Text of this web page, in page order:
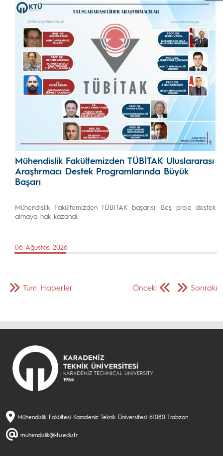
Mühendislik Fakültemizden TÜBİTAK Uluslararası
Araştırmacı Destek Programlarında Büyük
Başarı
Mühendislik Fakültemizden TÜBİTAK başarısı: Beş proje destek
almaya hak kazandı.
06 Ağustos 2026
Önceki Sonraki
Tüm Haberler
Mühendislik Fakültesi Karadeniz Teknik Üniversitesi 61080 Trabzon
muhendislik@ktu.edu.tr